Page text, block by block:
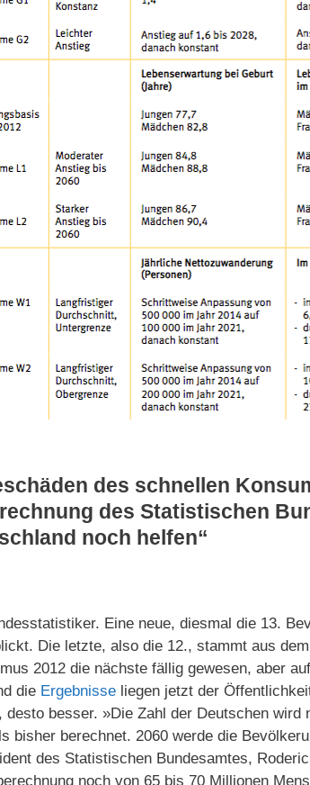
des schnellen
des Statistischen
noch helfen“
Eine neue, diesmal die 13.
Die letzte, also die 12., stammt aus
2012 die nächste fällig gewesen, aber
die Ergebnisse liegen jetzt der
besser. »Die Zahl der Deutschen wird
bisher berechnet. 2060 werde die
des Statistischen Bundesamtes,
noch von 65 bis 70 Millionen